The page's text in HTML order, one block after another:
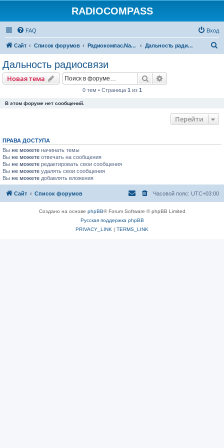
RADIOCOMPASS
FAQ Вход
Сайт Список форумов Радиокомпас.Navigator Дальность радиосвязи
Дальность радиосвязи
Новая тема Поиск
0 тем • Страница 1 из 1
В этом форуме нет сообщений.
Перейти
ПРАВА ДОСТУПА
Вы не можете начинать темы
Вы не можете отвечать на сообщения
Вы не можете редактировать свои сообщения
Вы не можете удалять свои сообщения
Вы не можете добавлять вложения
Сайт Список форумов Часовой пояс: UTC+03:00
Создано на основе phpBB® Forum Software © phpBB Limited
Русская поддержка phpBB
PRIVACY_LINK | TERMS_LINK